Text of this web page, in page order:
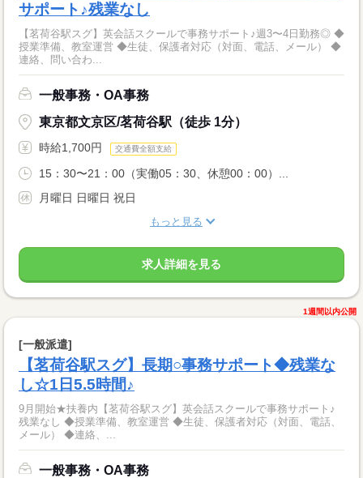
サポート♪残業なし
【茗荷谷駅スグ】英会話スクールで事務サポート♪週3〜4日勤務◎ ◆
授業準備、教室運営 ◆生徒、保護者対応（対面、電話、メール） ◆
連絡、問い合わ...
一般事務・OA事務
東京都文京区/茗荷谷駅（徒歩 1分）
時給1,700円 交通費全額支給
15：30〜21：00（実働05：30、休憩00：00）...
月曜日 日曜日 祝日
もっと見る
求人詳細を見る
1週間以内公開
[一般派遣]
【茗荷谷駅スグ】長期○事務サポート◆残業な
し☆1日5.5時間♪
9月開始★扶養内【茗荷谷駅スグ】英会話スクールで事務サポート♪
残業なし ◆授業準備、教室運営 ◆生徒、保護者対応（対面、電話、
メール） ◆連絡、...
一般事務・OA事務